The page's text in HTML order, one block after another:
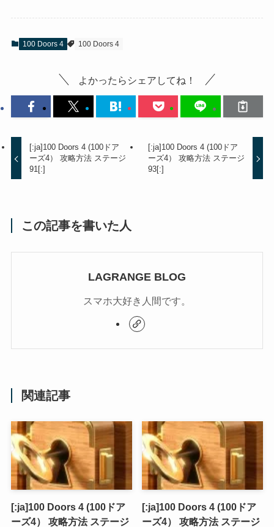
100 Doors 4 100 Doors 4
よかったらシェアしてね！
[:ja]100 Doors 4 (100ドア
ーズ4） 攻略方法 ステージ
91[:]
[:ja]100 Doors 4 (100ドア
ーズ4） 攻略方法 ステージ
93[:]
この記事を書いた人
LAGRANGE BLOG
スマホ大好き人間です。
関連記事
[:ja]100 Doors 4 (100ドア
ーズ4） 攻略方法 ステージ
[:ja]100 Doors 4 (100ドア
ーズ4） 攻略方法 ステージ